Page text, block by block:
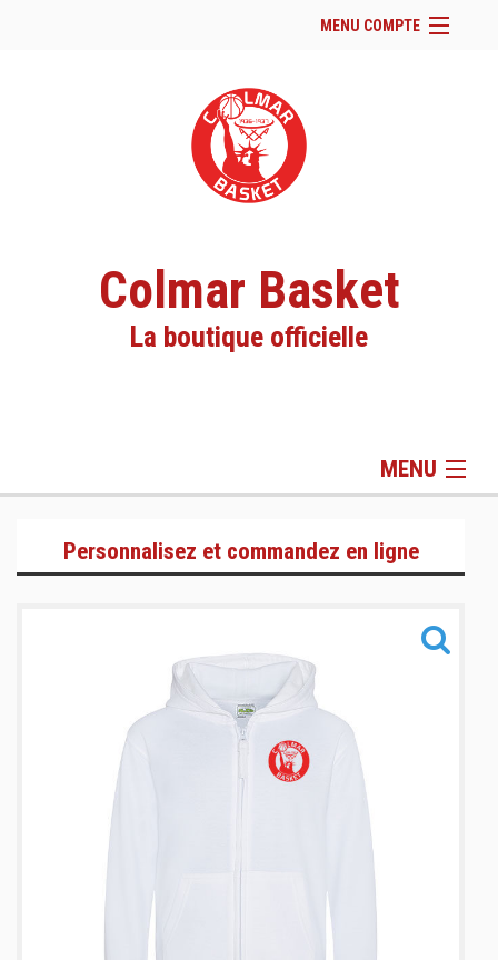
MENU COMPTE
Site Web du club
Se connecter
Panier ( vide
Colmar Basket
La boutique officielle
MENU
Training
Personnalisez et commandez en ligne